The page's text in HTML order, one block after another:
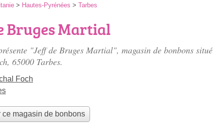
> Hautes-Pyrénées > Tarbes
Bruges Martial
"Jeff de Bruges Martial", magasin de bonbons situé
, 65000 Tarbes.
Foch
ce magasin de bonbons